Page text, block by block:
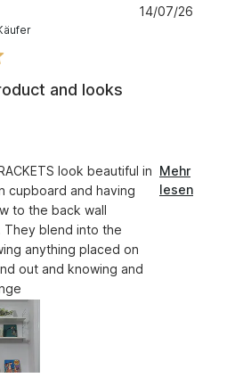
and looks
look beautiful in
cupboard and having
to the back wall
blend into the
anything placed on
out and knowing and
Mehr
lesen
review content The SHELVES +
14/07/26